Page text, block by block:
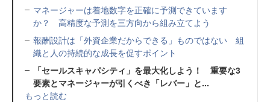
マネージャーは着地数字を正確に予測できています
か？ 高精度な予測を三方向から組み立てよう
報酬設計は「外資企業だからできる」ものではない 組
織と人の持続的な成長を促すポイント
「セールスキャパシティ」を最大化しよう！ 重要な3
要素とマネージャーが引くべき「レバー」と...
もっと読む